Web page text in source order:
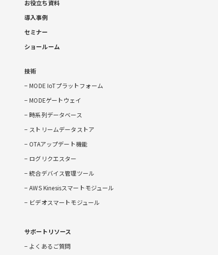
お役立ち資料
導入事例
セミナー
ショールーム
技術
MODE IoTプラットフォーム
MODEゲートウェイ
時系列データベース
ストリームデータストア
OTAアップデート機能
ログリクエスター
統合デバイス管理ツール
AWS Kinesisスマートモジュール
ビデオスマートモジュール
サポートリソース
よくあるご質問